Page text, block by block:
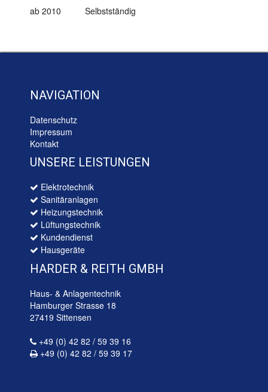
ab 2010 Selbstständig
NAVIGATION
Datenschutz
Impressum
Kontakt
UNSERE LEISTUNGEN
Elektrotechnik
Sanitäranlagen
Heizungstechnik
Lüftungstechnik
Kundendienst
Hausgeräte
HARDER & REITH GMBH
Haus- & Anlagentechnik
Hamburger Strasse 18
27419 Sittensen
+49 (0) 42 82 / 59 39 16
+49 (0) 42 82 / 59 39 17